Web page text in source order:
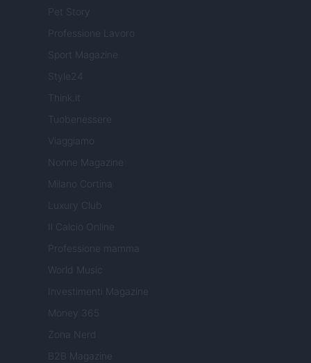
Pet Story
Professione Lavoro
Sport Magazine
Style24
Tuobenessere
Viaggiamo
Nonne Magazine
Milano Cortina
Luxury Club
Il Calcio Online
Professione mamma
World Music
Investimenti Magazine
Money 365
Zona Nerd
B2B Magazine